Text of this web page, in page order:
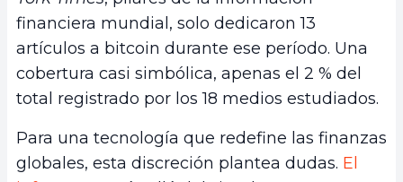
financiera mundial, solo dedicaron 13
artículos a bitcoin durante ese período. Una
cobertura casi simbólica, apenas el 2 % del
total registrado por los 18 medios estudiados.
Para una tecnología que redefine las finanzas
globales, esta discreción plantea dudas. El